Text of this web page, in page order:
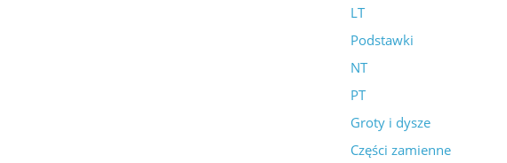
LT
Podstawki
NT
PT
Groty i dysze
Części zamienne